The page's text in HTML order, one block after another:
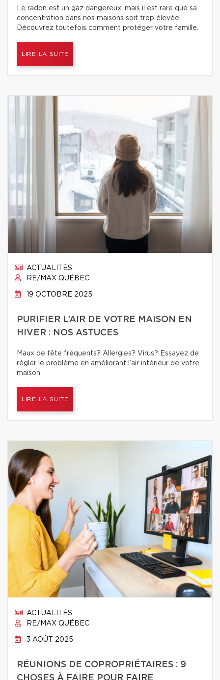
Le radon est un gaz dangereux, mais il est rare que sa
concentration dans nos maisons soit trop élevée.
Découvrez toutefois comment protéger votre famille.
LIRE LA SUITE
ACTUALITÉS
RE/MAX QUÉBEC
19 OCTOBRE 2025
PURIFIER L’AIR DE VOTRE MAISON EN
HIVER : NOS ASTUCES
Maux de tête fréquents? Allergies? Virus? Essayez de
régler le problème en améliorant l’air intérieur de votre
maison.
LIRE LA SUITE
ACTUALITÉS
RE/MAX QUÉBEC
3 AOÛT 2025
RÉUNIONS DE COPROPRIÉTAIRES : 9
CHOSES À FAIRE POUR FAIRE